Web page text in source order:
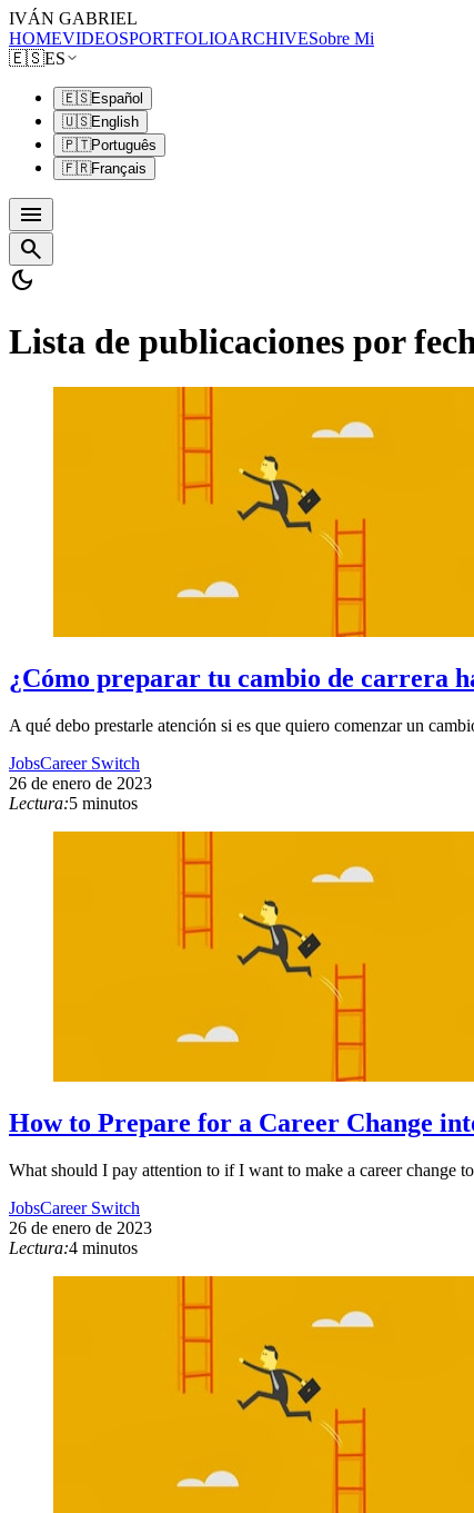
IVÁN GABRIEL
HOMEVIDEOSPORTFOLIOARCHIVESobre Mi
🇪🇸ES
🇪🇸Español
🇺🇸English
🇵🇹Português
🇫🇷Français
menu
search
dark_mode
Lista de publicaciones por
¿Cómo preparar tu cambio de carrera
A qué debo prestarle atención si es que quiero comenzar un
JobsCareer Switch
26 de enero de 2023
Lectura:5 minutos
How to Prepare for a Career Change
What should I pay attention to if I want to make a career change
JobsCareer Switch
26 de enero de 2023
Lectura:4 minutos